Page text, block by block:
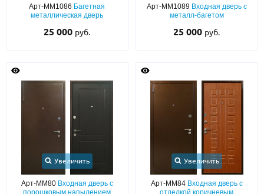
Арт-ММ1086 Багетная
металлическая дверь
25 000 руб.
Арт-ММ1089 Входная дверь с
металл-багетом
25 000 руб.
Увеличить
Арт-ММ80 Входная дверь с
порошковым напылением
Увеличить
Арт-ММ84 Входная дверь с
отделкой коричневым